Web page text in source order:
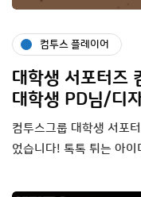
컴투스 플레이어
대학생 서포터즈
대학생 PD님/디
컴투스그룹 대학생 서포
었습니다! 톡톡 튀는 아